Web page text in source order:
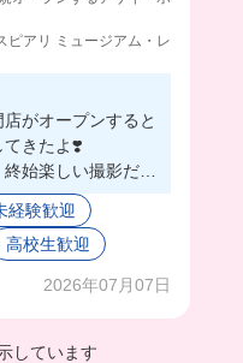
ピアリ ミュージアム・レ
がオープンすると
てきたよ❣️
始楽しい撮影だっ
仲が良いみたいだ
人たちでいっぱい
経験歓迎
高校生歓迎
2026年07月07日
しています